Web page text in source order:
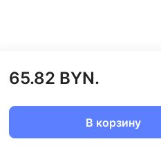
65.82 BYN.
В корзину